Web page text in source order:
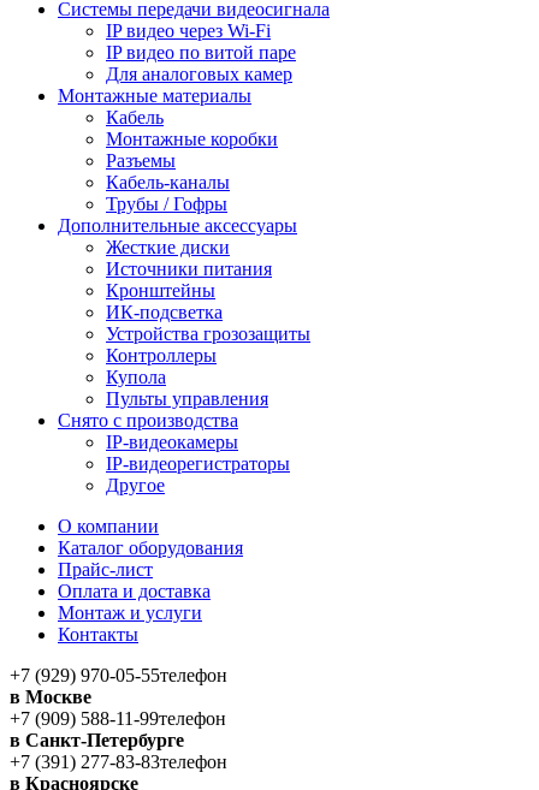
Системы передачи видеосигнала
IP видео через Wi-Fi
IP видео по витой паре
Для аналоговых камер
Монтажные материалы
Кабель
Монтажные коробки
Разъемы
Кабель-каналы
Трубы / Гофры
Дополнительные аксессуары
Жесткие диски
Источники питания
Кронштейны
ИК-подсветка
Устройства грозозащиты
Контроллеры
Купола
Пульты управления
Снято с производства
IP-видеокамеры
IP-видеорегистраторы
Другое
О компании
Каталог оборудования
Прайс-лист
Оплата и доставка
Монтаж и услуги
Контакты
+7 (929) 970-05-55телефон
в Москве
+7 (909) 588-11-99телефон
в Санкт-Петербурге
+7 (391) 277-83-83телефон
в Красноярске